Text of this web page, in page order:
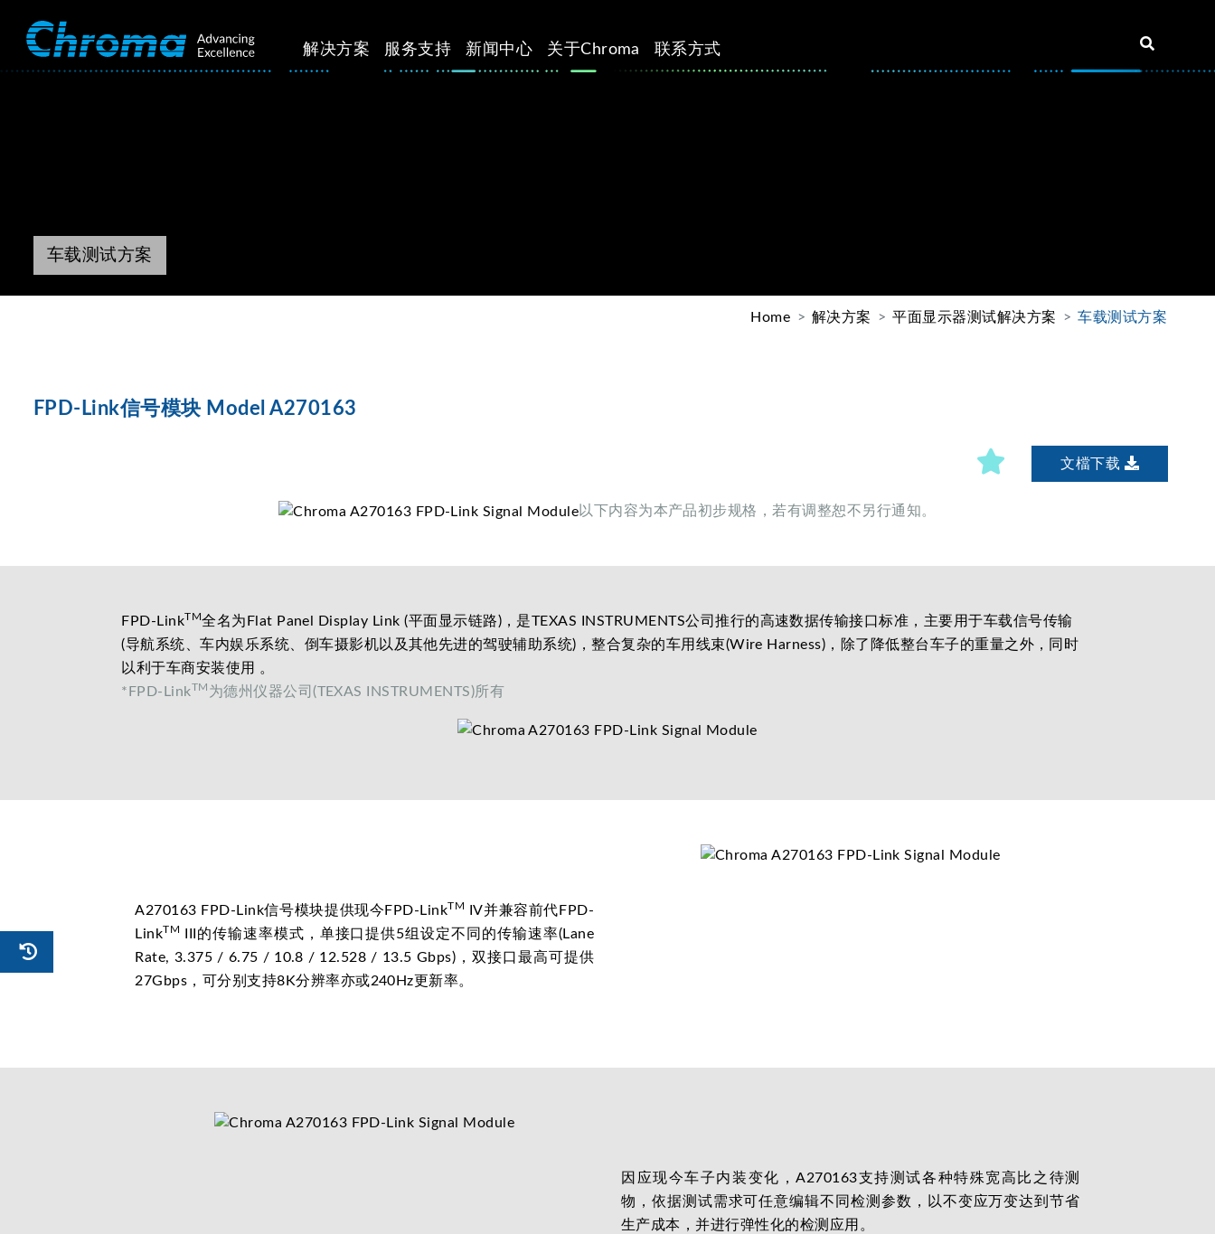
解决方案 服务支持 新闻中心 关于Chroma 联系方式
车载测试方案
Home 解决方案 平面显示器测试解决方案 车载测试方案
FPD-Link信号模块 Model A270163
文檔下载
以下内容为本产品初步规格，若有调整恕不另行通知。
FPD-LinkTM全名为Flat Panel Display Link (平面显示链路)，是TEXAS INSTRUMENTS公司推行的高速数据传输接口标准，主要用于车载信号传输
(导航系统、车内娱乐系统、倒车摄影机以及其他先进的驾驶辅助系统)，整合复杂的车用线束(Wire Harness)，除了降低整台车子的重量之外，同时
以利于车商安装使用 。
*FPD-LinkTM 为德州仪器公司(TEXAS INSTRUMENTS)所有
A270163 FPD-Link信号模块提供现今FPD-LinkTM
IV并兼容前代FPD-
LinkTM
III的传输速率模式，单接口提供5组设定不同的传输速率(Lane
Rate, 3.375 / 6.75 / 10.8 / 12.528 / 13.5 Gbps)，双接口最高可提供
27Gbps，可分别支持8K分辨率亦或240Hz更新率。
因应现今车子内装变化，A270163支持测试各种特殊宽高比之待测
物，依据测试需求可任意编辑不同检测参数，以不变应万变达到节省
生产成本，并进行弹性化的检测应用。